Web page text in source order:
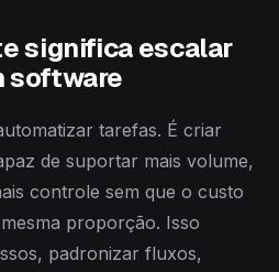
significa escalar
software
tarefas. É criar
de suportar mais volume,
controle sem que o custo
proporção. Isso
padronizar fluxos,